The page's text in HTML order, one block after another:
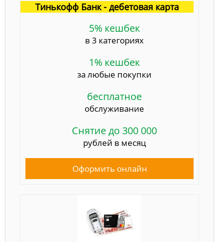
Тинькофф Банк - дебетовая карта
5% кешбек
в 3 категориях
1% кешбек
за любые покупки
бесплатное
обслуживание
Снятие до 300 000
рублей в месяц
Оформить онлайн